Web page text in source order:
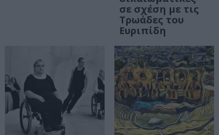
σε σχέση με τις
Τρωάδες του
Ευριπίδη